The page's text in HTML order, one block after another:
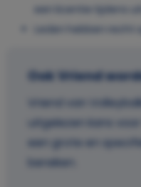
Ook Vriend
Vriend van
uitgelezen kans
een grote en
bereiken.